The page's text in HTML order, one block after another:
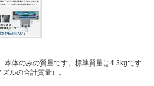
体のみの質量です。標準質量は4.3kgです
ルの合計質量）。